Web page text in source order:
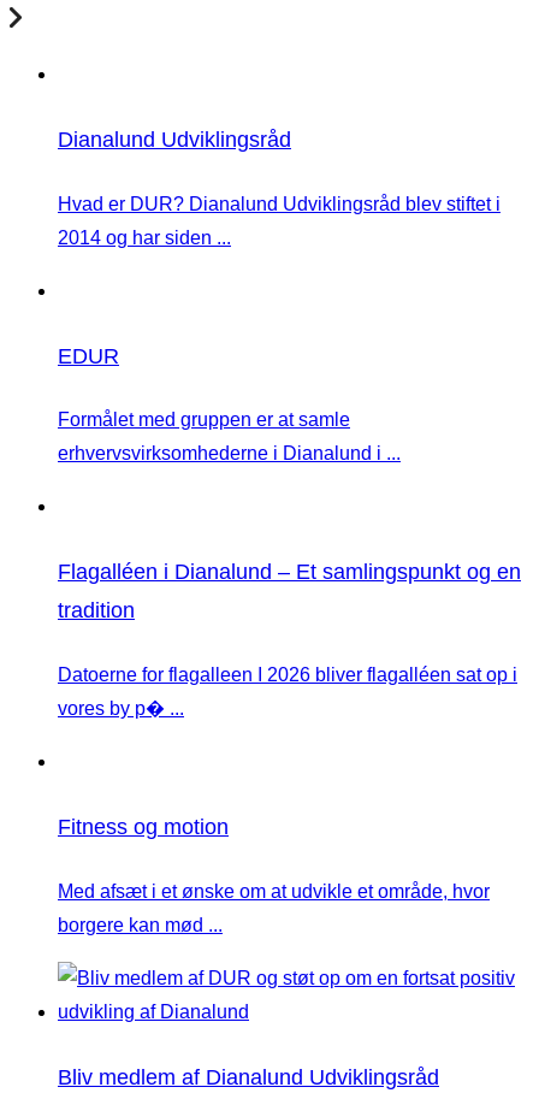
Dianalund Udviklingsråd
Hvad er DUR? Dianalund Udviklingsråd blev stiftet i
2014 og har siden ...
EDUR
Formålet med gruppen er at samle
erhvervsvirksomhederne i Dianalund i ...
Flagalléen i Dianalund – Et samlingspunkt og en
tradition
Datoerne for flagalleen I 2026 bliver flagalléen sat op i
vores by p� ...
Fitness og motion
Med afsæt i et ønske om at udvikle et område, hvor
borgere kan mød ...
Bliv medlem af Dianalund Udviklingsråd